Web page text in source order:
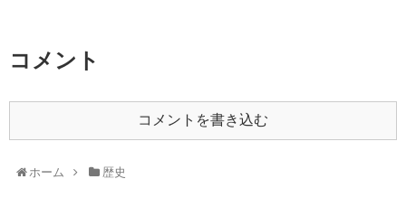
コメント
コメントを書き込む
ホーム 歴史